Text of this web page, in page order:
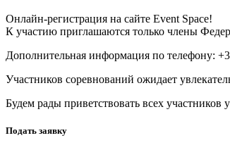
Онлайн-регистрация на сайте Event Spaсe!
К участию приглашаются только члены
Дополнительная информация по телефону:
Участников соревнований ожидает
Будем рады приветствовать всех участников
Подать заявку